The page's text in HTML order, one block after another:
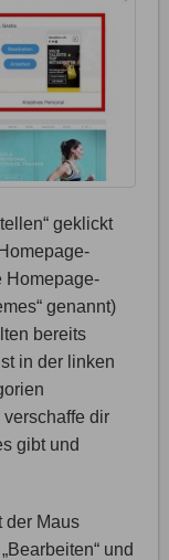
geklickt
Homepage-
genannt)
bereits
in der linken
dir
gibt und
der Maus
und